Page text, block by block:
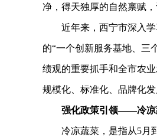
净，得天独厚的自然禀赋
近年来，西宁市深入学
的“一个创新服务基地、三
绩观的重要抓手和全市农
规模化、标准化、品牌化
强化政策引领——冷凉
冷凉蔬菜，是指从5月到